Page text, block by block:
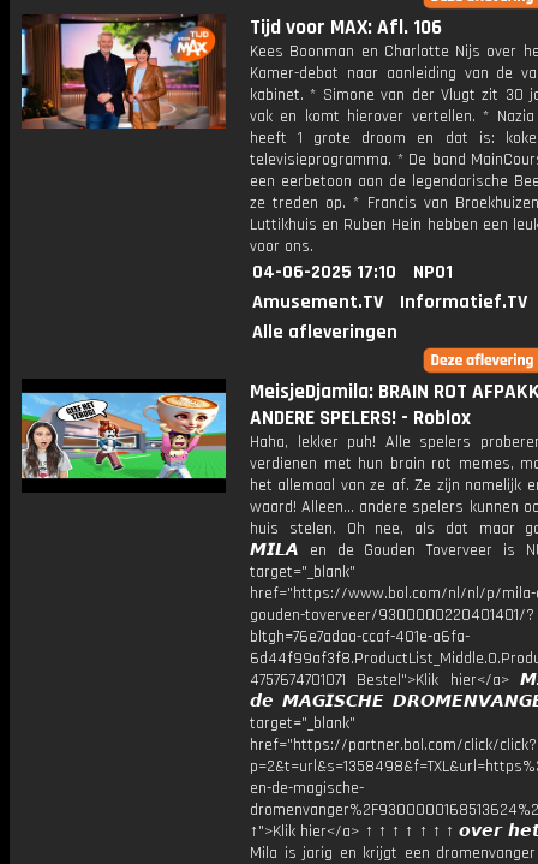
Tijd voor MAX: Afl. 106
Kees Boonman en Charlotte Nijs over
Kamer-debat naar aanleiding van de
kabinet. * Simone van der Vlugt zit 30
vak en komt hierover vertellen. * Nazia
heeft 1 grote droom en dat is:
televisieprogramma. * De band
een eerbetoon aan de legendarische
ze treden op. * Francis van
Luttikhuis en Ruben Hein hebben een
voor ons.
04-06-2025 17:10
NPO1
Amusement.TV
Informatief.TV
Alle afleveringen
MeisjeDjamila: BRAIN ROT
ANDERE SPELERS! - Roblox
Haha, lekker puh! Alle spelers
verdienen met hun brain rot memes,
het allemaal van ze af. Ze zijn namelijk
waard! Alleen... andere spelers kunnen
huis stelen. Oh nee, als dat maar
𝙈𝙄𝙇𝘼 en de Gouden Toverveer is
target="_blank"
href="https://www.bol.com/nl/nl/p/mila-
gouden-toverveer/9300000220401401/?
bltgh=76e7adaa-ccaf-401e-a6fa-
4757674701071 Bestel">Klik hier</
𝙙𝙚 𝙈𝘼𝙂𝙄𝙎𝘾𝙃𝙀
target="_blank"
href="https://partner.bol.com/click/click?
en-de-magische-
↑">Klik hier</a> ↑ ↑ ↑ ↑ ↑ ↑ ↑ 𝙤𝙫𝙚𝙧
Mila is jarig en krijgt een